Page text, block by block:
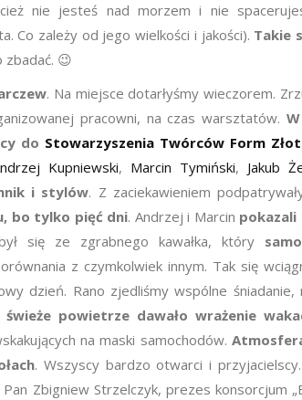
nie jesteś nad morzem i nie
Co zależy od jego wielkości i jakości). Takie
😉
. Na miejsce dotarłyśmy wieczorem.
pracowni, na czas warsztatów.W
cy do Stowarzyszenia Twórców Form Zł
Kupniewski, Marcin Tymiński, Jakub
i stylów. Z zaciekawieniem
bo tylko pięć dni. Andrzej i Marcin pokazali
się ze zgrabnego kawałka, który
z czymkolwiek innym. Tak się
dzień. Rano zjedliśmy wspólne śniadanie,
świeże powietrze dawało wrażenie
na maski samochodów.
łach. Wszyscy bardzo otwarci i
Zbigniew Strzelczyk, prezes konsorcjum